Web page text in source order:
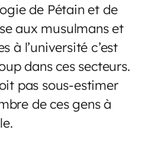
de Pétain et de
aux musulmans et
à l’université c’est
dans ces secteurs.
pas sous-estimer
de ces gens à